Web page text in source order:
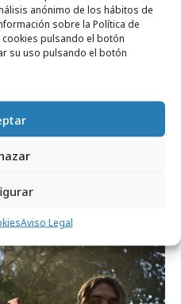
anónimo de los hábitos de
sobre la Política de
pulsando el botón
su uso pulsando el botón
Aviso Legal